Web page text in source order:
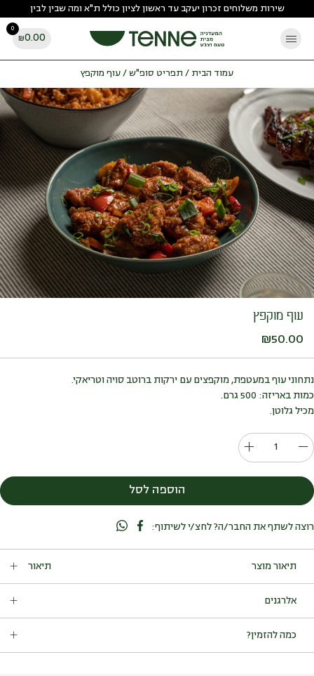
to
content
שירות משלוחים זכרון יעקב עד ראשון לציון כולל ת"א ומה שבין לבין
0
₪0.00
עמוד הבית / תפריט סופ"ש/ עוף מוקפץ
עוף מוקפץ
₪50.00
נתחוני עוף במעטפת, מוקפצים עם ירקות ברוטב סויה וטריאקי.
כמות באריזה: 500 גרם.
מכיל גלוטן.
כמות
עוף
מוקפץ
הוספה לסל
רוצה לשתף את החבר/ה? לחצ/י לשיתוף:
תיאור
כמות באריזה: 500 גרם.
מכיל גלוטן.
אלרגנים
עלול להכיל:
קשיו, ערמונים, אגוז לוז, אגוז מקדמיה, אגוז פקאן, צנובר, פיסטוק, אגוז
כמה להזמין?